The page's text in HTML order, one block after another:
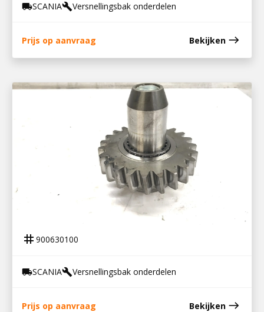
local_shippingSCANIAbuildVersnellingsbak onderdelen
Prijs op aanvraag Bekijken east
ACHTERUITTANDWIEL MET AS
tag 900630100
local_shippingSCANIAbuildVersnellingsbak onderdelen
Prijs op aanvraag Bekijken east